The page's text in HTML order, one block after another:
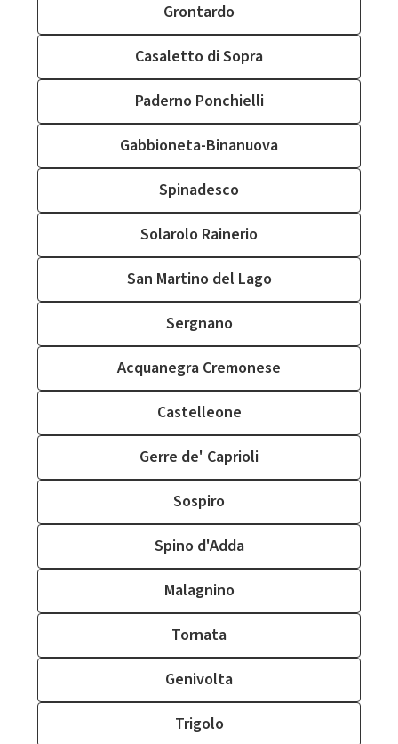
Grontardo
Casaletto di Sopra
Paderno Ponchielli
Gabbioneta-Binanuova
Spinadesco
Solarolo Rainerio
San Martino del Lago
Sergnano
Acquanegra Cremonese
Castelleone
Gerre de' Caprioli
Sospiro
Spino d'Adda
Malagnino
Tornata
Genivolta
Trigolo